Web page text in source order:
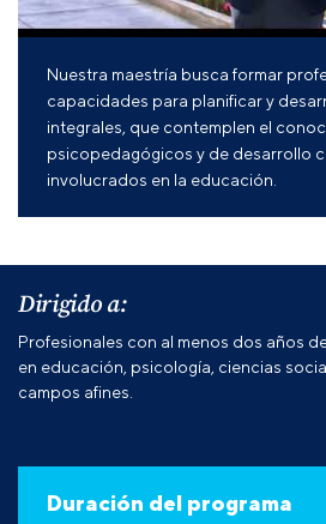
Nuestra maestría busca formar
capacidades para planificar y
integrales, que contemplen el
psicopedagógicos y de desarrollo
involucrados en la educación.
Dirigido a:
Profesionales con al menos dos años
en educación, psicología, ciencias
campos afines.
Duración del programa